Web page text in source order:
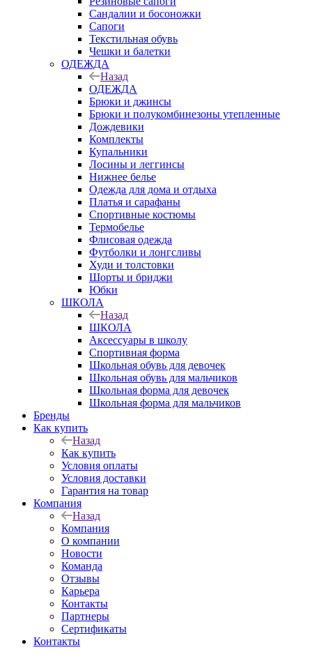
Сандалии и босоножки
Сапоги
Текстильная обувь
Чешки и балетки
ОДЕЖДА
Назад
ОДЕЖДА
Брюки и джинсы
Брюки и полукомбинезоны утепленные
Дождевики
Комплекты
Купальники
Лосины и леггинсы
Нижнее белье
Одежда для дома и отдыха
Платья и сарафаны
Спортивные костюмы
Термобелье
Флисовая одежда
Футболки и лонгсливы
Худи и толстовки
Шорты и бриджи
Юбки
ШКОЛА
Назад
ШКОЛА
Аксессуары в школу
Спортивная форма
Школьная обувь для девочек
Школьная обувь для мальчиков
Школьная форма для девочек
Школьная форма для мальчиков
Бренды
Как купить
Назад
Как купить
Условия оплаты
Условия доставки
Гарантия на товар
Компания
Назад
Компания
О компании
Новости
Команда
Отзывы
Карьера
Контакты
Партнеры
Сертификаты
Контакты